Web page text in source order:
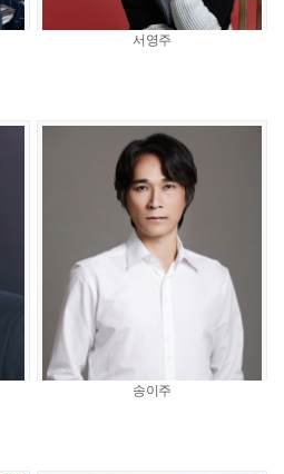
서영주
송이주